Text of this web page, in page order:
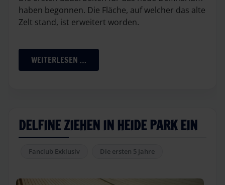
haben begonnen. Die Fläche, auf welcher das alte
Zelt stand, ist erweitert worden.
WEITERLESEN …
DELFINE ZIEHEN IN HEIDE PARK EIN
Fanclub Exklusiv Die ersten 5 Jahre